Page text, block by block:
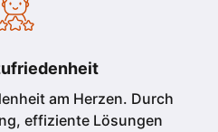
am Herzen. Durch
effiziente Lösungen